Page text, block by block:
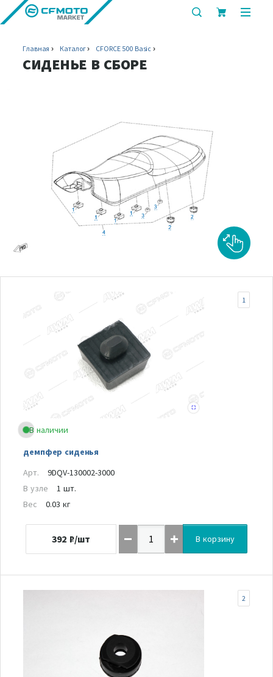
показать
Главная Каталог CFORCE 500 Basic
СИДЕНЬЕ В СБОРЕ
В наличии
демпфер сиденья
1
Арт.
9DQV-130002-3000
В узле
1 шт.
Вес
0.03 кг
392 ₽/шт В корзину
2